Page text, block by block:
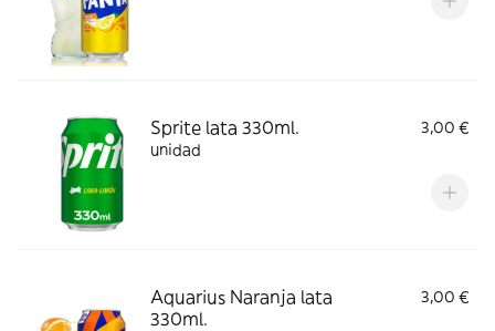
Sprite lata 330ml.
3,00 €
unidad
Aquarius Naranja lata
330ml.
3,00 €